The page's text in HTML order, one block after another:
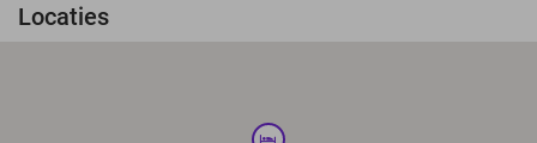
Locaties
hotel